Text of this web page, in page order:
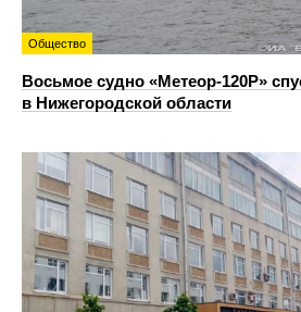
Общество
Восьмое судно «Метеор-120Р»
в Нижегородской области